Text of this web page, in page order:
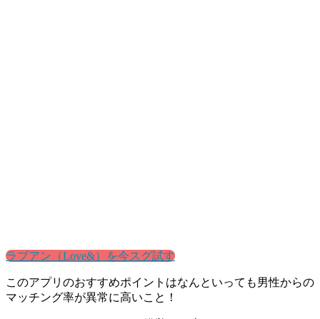
ラブアン（Love&）を今スグ試す
このアプリのおすすめポイントはなんといっても男性からの
マッチング率が異常に高いこと！